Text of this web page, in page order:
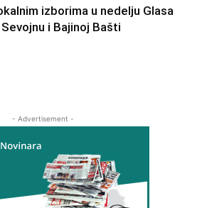
izborima u nedelju Glasa
i Bajinoj Bašti
- Advertisement -